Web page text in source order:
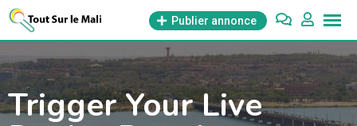
Aller
contenu
Publier annonce
Trigger Your Live